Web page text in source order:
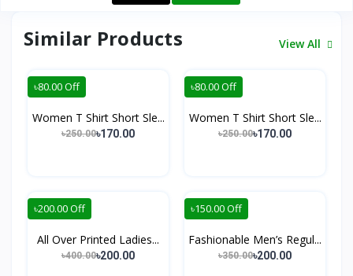
Similar Products View All
৳80.00 Off
Women T Shirt Short Sle...
৳250.00৳170.00
৳80.00 Off
Women T Shirt Short Sle...
৳250.00৳170.00
৳200.00 Off
All Over Printed Ladies...
৳400.00৳200.00
৳150.00 Off
Fashionable Men’s Regul...
৳350.00৳200.00